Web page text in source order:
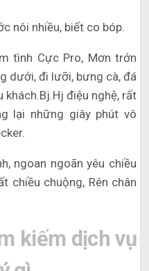
nôi nhiều, biết co bóp.
tình Cực Pro, Mơn trớn
dưới, đi lưỡi, bưng cà, đá
khách.Bj.Hj điệu nghệ, rất
lại những giây phút vô
ngoan ngoãn yêu chiều
chiều chuộng, Rên chân
kiếm dịch vụ